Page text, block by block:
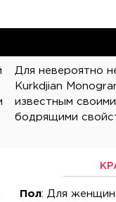
Для невероятно
Kurkdjian
известным
бодрящими
Пол: Для женщин